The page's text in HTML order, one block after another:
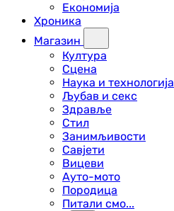
Економија
Хроника
Магазин
Култура
Сцена
Наука и технологија
Љубав и секс
Здравље
Стил
Занимљивости
Савјети
Вицеви
Ауто-мото
Породица
Питали смо...